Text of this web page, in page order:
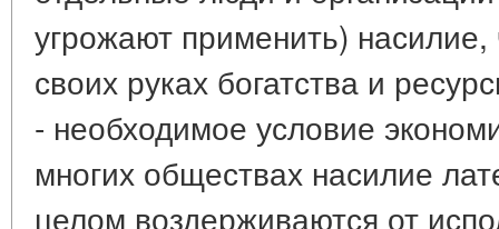
угрожают применить)
своих руках богатства и
- необходимое условие
многих обществах насилие
целом воздерживаются от